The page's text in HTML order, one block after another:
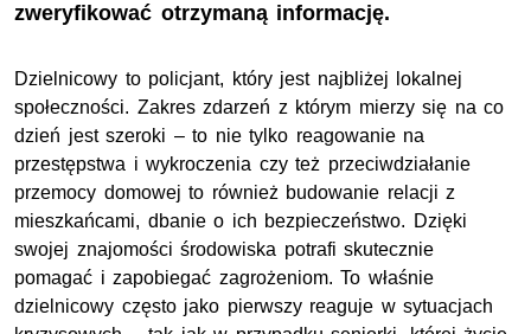
zweryfikować otrzymaną informację.
Dzielnicowy to policjant, który jest najbliżej lokalnej
społeczności. Zakres zdarzeń z którym mierzy się na co
dzień jest szeroki – to nie tylko reagowanie na
przestępstwa i wykroczenia czy też przeciwdziałanie
przemocy domowej to również budowanie relacji z
mieszkańcami, dbanie o ich bezpieczeństwo. Dzięki
swojej znajomości środowiska potrafi skutecznie
pomagać i zapobiegać zagrożeniom. To właśnie
dzielnicowy często jako pierwszy reaguje w sytuacjach